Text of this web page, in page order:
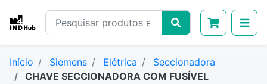
Início Siemens Elétrica
Seccionadora
CHAVE SECCIONADORA COM FUSÍVEL